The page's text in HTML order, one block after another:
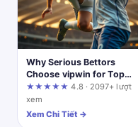
Why Serious Bettors
Choose vipwin for Top
Sports Odds and Luxury
VIP Treatment
★★★★★4.8 · 2097+ lượt
xem
Xem Chi Tiết →